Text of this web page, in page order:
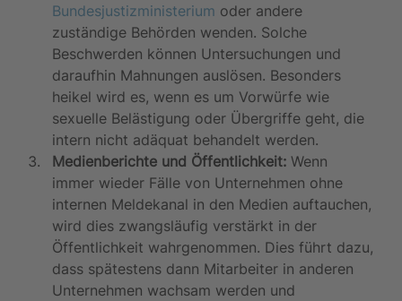
Bundesjustizministerium oder andere
zuständige Behörden wenden. Solche
Beschwerden können Untersuchungen und
daraufhin Mahnungen auslösen. Besonders
heikel wird es, wenn es um Vorwürfe wie
sexuelle Belästigung oder Übergriffe geht, die
intern nicht adäquat behandelt werden.
Medienberichte und Öffentlichkeit: Wenn
immer wieder Fälle von Unternehmen ohne
internen Meldekanal in den Medien auftauchen,
wird dies zwangsläufig verstärkt in der
Öffentlichkeit wahrgenommen. Dies führt dazu,
dass spätestens dann Mitarbeiter in anderen
Unternehmen wachsam werden und